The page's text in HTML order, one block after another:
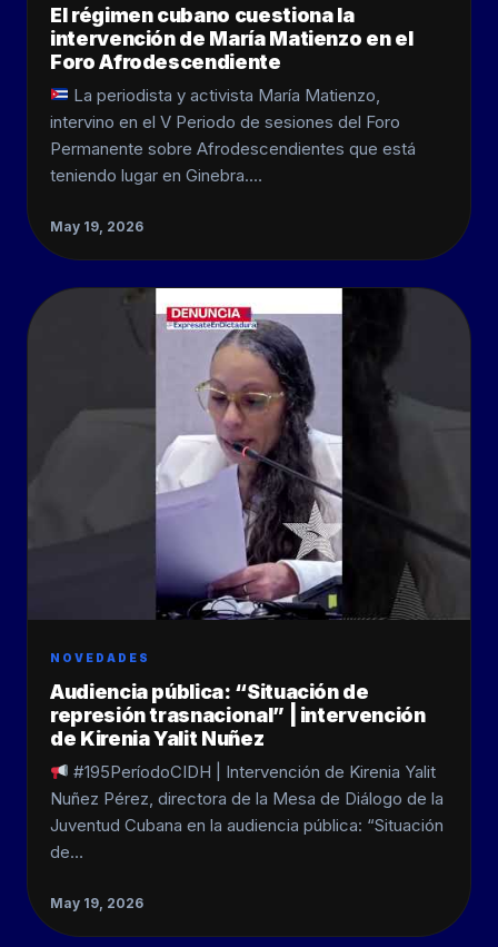
El régimen cubano cuestiona la
intervención de María Matienzo en el
Foro Afrodescendiente
La periodista y activista María Matienzo,
intervino en el V Periodo de sesiones del Foro
Permanente sobre Afrodescendientes que está
teniendo lugar en Ginebra.…
May 19, 2026
NOVEDADES
Audiencia pública: “Situación de
represión trasnacional” | intervención
de Kirenia Yalit Nuñez
#195PeríodoCIDH | Intervención de Kirenia Yalit
Nuñez Pérez, directora de la Mesa de Diálogo de la
Juventud Cubana en la audiencia pública: “Situación
de…
May 19, 2026